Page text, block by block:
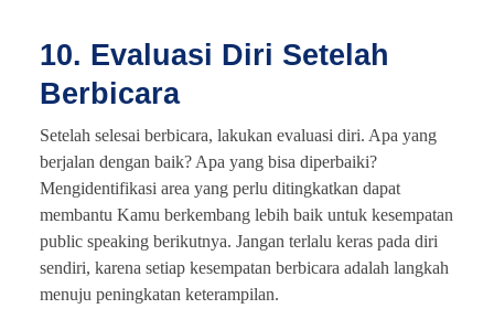
10. Evaluasi Diri Setelah
Berbicara
Setelah selesai berbicara, lakukan evaluasi diri. Apa yang
berjalan dengan baik? Apa yang bisa diperbaiki?
Mengidentifikasi area yang perlu ditingkatkan dapat
membantu Kamu berkembang lebih baik untuk kesempatan
public speaking berikutnya. Jangan terlalu keras pada diri
sendiri, karena setiap kesempatan berbicara adalah langkah
menuju peningkatan keterampilan.